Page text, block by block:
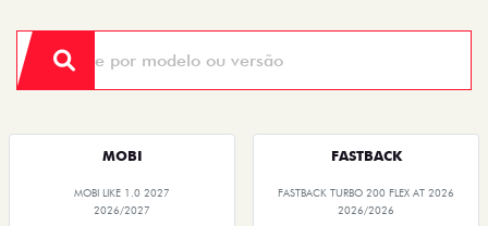
MOBI
MOBI LIKE 1.0 2027
2026/2027
FASTBACK
FASTBACK TURBO 200 FLEX AT 2026
2026/2026